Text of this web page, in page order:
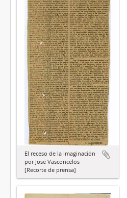
El receso de la imaginación
por José Vasconcelos
[Recorte de prensa]